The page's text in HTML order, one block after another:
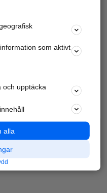
som aktivt
och upptäcka
alla